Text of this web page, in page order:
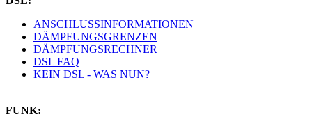
ANSCHLUSSINFORMATIONEN
DÄMPFUNGSGRENZEN
DÄMPFUNGSRECHNER
DSL FAQ
KEIN DSL - WAS NUN?
FUNK: